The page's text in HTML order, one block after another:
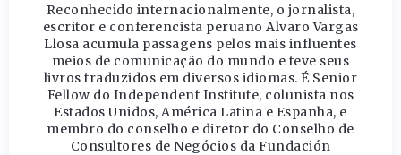
Reconhecido internacionalmente, o jornalista,
escritor e conferencista peruano Alvaro Vargas
Llosa acumula passagens pelos mais influentes
meios de comunicação do mundo e teve seus
livros traduzidos em diversos idiomas. É Senior
Fellow do Independent Institute, colunista nos
Estados Unidos, América Latina e Espanha, e
membro do conselho e diretor do Conselho de
Consultores de Negócios da Fundación